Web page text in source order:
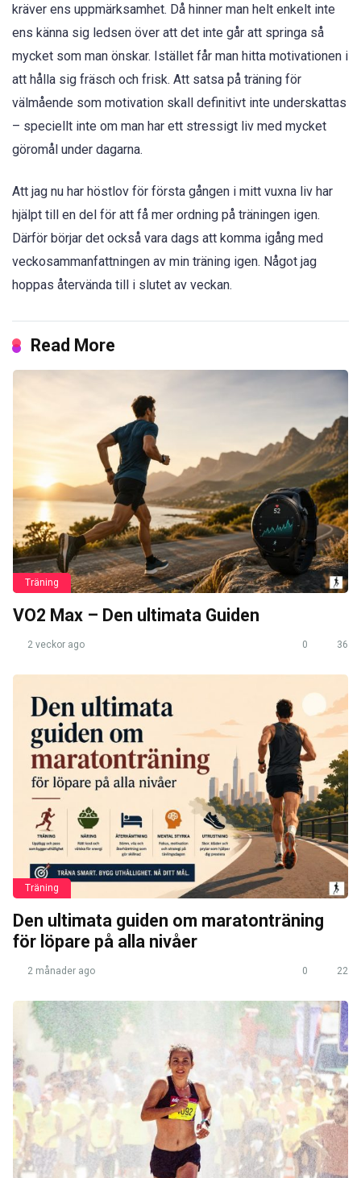
kräver ens uppmärksamhet. Då hinner man helt enkelt inte
ens känna sig ledsen över att det inte går att springa så
mycket som man önskar. Istället får man hitta motivationen i
att hålla sig fräsch och frisk. Att satsa på träning för
välmående som motivation skall definitivt inte underskattas
– speciellt inte om man har ett stressigt liv med mycket
göromål under dagarna.
Att jag nu har höstlov för första gången i mitt vuxna liv har
hjälpt till en del för att få mer ordning på träningen igen.
Därför börjar det också vara dags att komma igång med
veckosammanfattningen av min träning igen. Något jag
hoppas återvända till i slutet av veckan.
Read More
Träning
VO2 Max – Den ultimata Guiden
2 veckor ago 0 36
Träning
Den ultimata guiden om maratonträning
för löpare på alla nivåer
2 månader ago 0 22